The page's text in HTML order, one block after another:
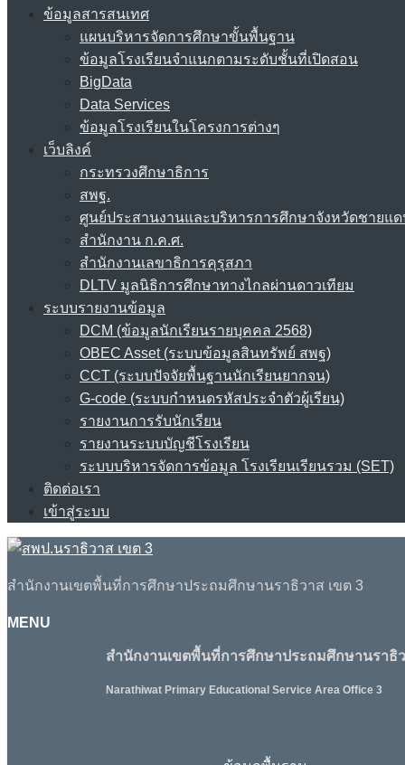
ข้อมูลสารสนเทศ
แผนบริหารจัดการศึกษาขั้นพื้นฐาน
ข้อมูลโรงเรียนจำแนกตามระดับชั้นที่เปิดสอน
BigData
Data Services
ข้อมูลโรงเรียนในโครงการต่างๆ
เว็บลิงค์
กระทรวงศึกษาธิการ
สพฐ.
ศูนย์ประสานงานและบริหารการศึกษาจังหวัดชายแ
สำนักงาน ก.ค.ศ.
สำนักงานเลขาธิการคุรุสภา
DLTV มูลนิธิการศึกษาทางไกลผ่านดาวเทียม
ระบบรายงานข้อมูล
DCM (ข้อมูลนักเรียนรายบุคคล 2568)
OBEC Asset (ระบบข้อมูลสินทรัพย์ สพฐ)
CCT (ระบบปัจจัยพื้นฐานนักเรียนยากจน)
G-code (ระบบกำหนดรหัสประจำตัวผู้เรียน)
รายงานการรับนักเรียน
รายงานระบบบัญชีโรงเรียน
ระบบบริหารจัดการข้อมูล โรงเรียนเรียนรวม (SET)
ติดต่อเรา
เข้าสู่ระบบ
สำนักงานเขตพื้นที่การศึกษาประถมศึกษานราธิวาส เขต 3
MENU
สำนักงานเขตพื้นที่การศึกษาประถมศึกษานราธิว
Narathiwat Primary Educational Service Area Office 3